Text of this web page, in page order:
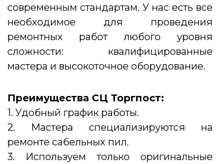
современным стандартам. У нас есть все
необходимое для проведения
ремонтных работ любого уровня
сложности: квалифицированные
мастера и высокоточное оборудование.
Преимущества СЦ Торгпост:
1. Удобный график работы.
2. Мастера специализируются на
ремонте сабельных пил.
3. Используем только оригинальные